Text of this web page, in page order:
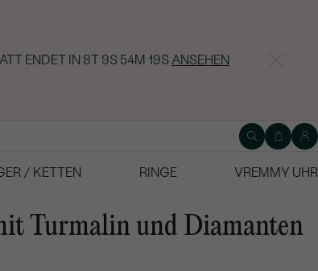
ENDET IN 8T 9S 54M 18SANSEHEN
/ KETTEN RINGE
VREMMY UHR
Turmalin und Diamanten